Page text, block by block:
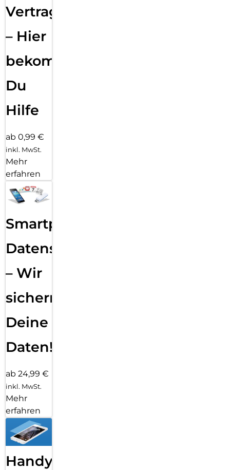
Vertragsabwicklung
– Hier
bekommst
Du
Hilfe
ab 0,99 €
inkl. MwSt.
Mehr
erfahren
Smartphone
Datensicherung
– Wir
sichern
Deine
Daten!
ab 24,99 €
inkl. MwSt.
Mehr
erfahren
Handy